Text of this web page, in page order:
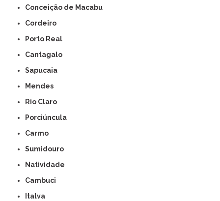
Conceição de Macabu
Cordeiro
Porto Real
Cantagalo
Sapucaia
Mendes
Rio Claro
Porciúncula
Carmo
Sumidouro
Natividade
Cambuci
Italva